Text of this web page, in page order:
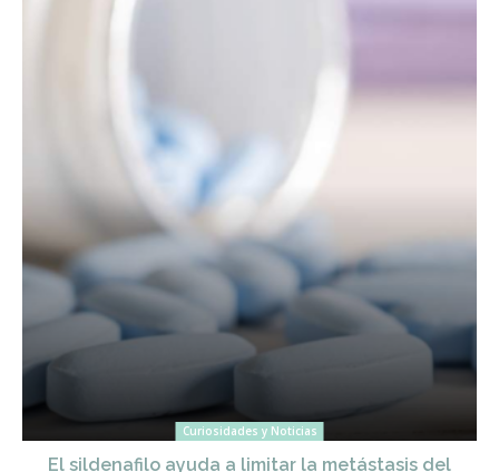
Curiosidades y Noticias
El sildenafilo ayuda a limitar la metástasis del